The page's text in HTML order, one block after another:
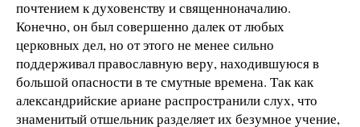
почтением к духовенству и священноначалию.
Конечно, он был совершенно далек от любых
церковных дел, но от этого не менее сильно
поддерживал православную веру, находившуюся в
большой опасности в те смутные времена. Так как
александрийские ариане распространили слух, что
знаменитый отшельник разделяет их безумное учение,